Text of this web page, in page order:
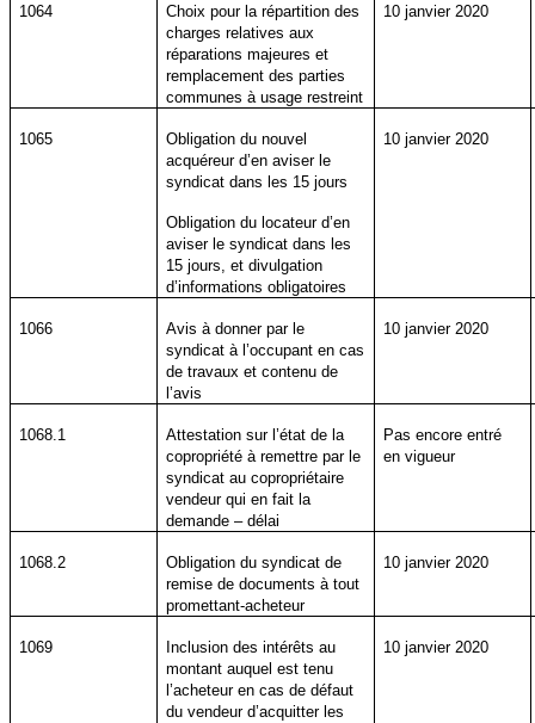
1064
Choix pour la répartition des
charges relatives aux
réparations majeures et
remplacement des parties
communes à usage restreint
10 janvier 2020
1065
Obligation du nouvel
acquéreur d’en aviser le
syndicat dans les 15 jours
Obligation du locateur d’en
aviser le syndicat dans les
15 jours, et divulgation
d’informations obligatoires
10 janvier 2020
1066
Avis à donner par le
syndicat à l’occupant en cas
de travaux et contenu de
l’avis
10 janvier 2020
1068.1
Attestation sur l’état de la
copropriété à remettre par le
syndicat au copropriétaire
vendeur qui en fait la
demande – délai
Pas encore entré
en vigueur
1068.2
Obligation du syndicat de
remise de documents à tout
promettant-acheteur
10 janvier 2020
1069
Inclusion des intérêts au
montant auquel est tenu
l’acheteur en cas de défaut
du vendeur d’acquitter les
10 janvier 2020